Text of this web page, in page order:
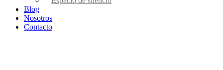
Blog
Nosotros
Contacto